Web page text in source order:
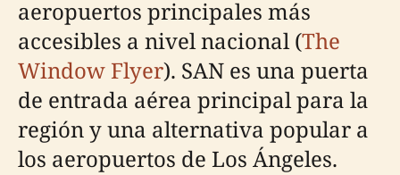
aeropuertos principales más
accesibles a nivel nacional (The
Window Flyer). SAN es una puerta
de entrada aérea principal para la
región y una alternativa popular a
los aeropuertos de Los Ángeles.